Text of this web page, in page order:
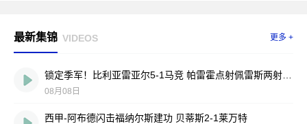
最新集锦 VIDEOS 更多 +
08月08日
西甲-阿布德闪击福纳尔斯建功 贝蒂斯2-1莱万特